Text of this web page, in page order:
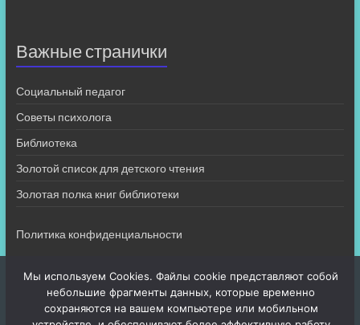
Важные странички
Социальный педагог
Советы психолога
Библиотека
Золотой список для детского чтения
Золотая полка книг библиотеки
Политика конфиденциальности
Мы используем Cookies. Файлы cookie представляют собой
небольшие фрагменты данных, которые временно
сохраняются на вашем компьютере или мобильном